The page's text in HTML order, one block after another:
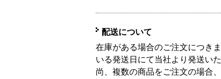
配送について
在庫がある場合のご注文につき
いる発送日にて当社より発送い
尚、複数の商品をご注文の場合